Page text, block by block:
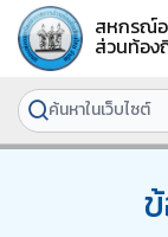
สหกรณ์
ส่วนท้อง